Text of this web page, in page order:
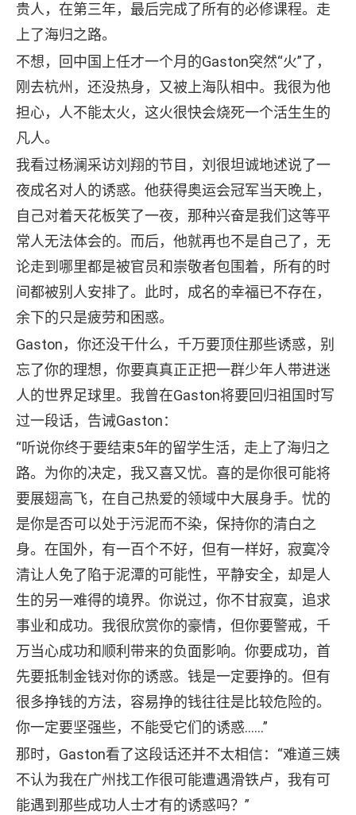
贵人，在第三年，最后完成了所有的必修课程。走
上了海归之路。
不想，回中国上任才一个月的Gaston突然“火”了，
刚去杭州，还没热身，又被上海队相中。我很为他
担心，人不能太火，这火很快会烧死一个活生生的
凡人。
我看过杨澜采访刘翔的节目，刘很坦诚地述说了一
夜成名对人的诱惑。他获得奥运会冠军当天晚上，
自己对着天花板笑了一夜，那种兴奋是我们这等平
常人无法体会的。而后，他就再也不是自己了，无
论走到哪里都是被官员和崇敬者包围着，所有的时
间都被别人安排了。此时，成名的幸福已不存在，
余下的只是疲劳和困惑。
Gaston，你还没干什么，千万要顶住那些诱惑，别
忘了你的理想，你要真真正正把一群少年人带进迷
人的世界足球里。我曾在Gaston将要回归祖国时写
过一段话，告诫Gaston：
“听说你终于要结束5年的留学生活，走上了海归之
路。为你的决定，我又喜又忧。喜的是你很可能将
要展翅高飞，在自己热爱的领域中大展身手。忧的
是你是否可以处于污泥而不染，保持你的清白之
身。在国外，有一百个不好，但有一样好，寂寞冷
清让人免了陷于泥潭的可能性，平静安全，却是人
生的另一难得的境界。你说过，你不甘寂寞，追求
事业和成功。我很欣赏你的豪情，但你要警戒，千
万当心成功和顺利带来的负面影响。你要成功，首
先要抵制金钱对你的诱惑。钱是一定要挣的。但有
很多挣钱的方法，容易挣的钱往往是比较危险的。
你一定要坚强些，不能受它们的诱惑……”
那时，Gaston看了这段话还并不太相信：“难道三姨
不认为我在广州找工作很可能遭遇滑铁卢，我有可
能遇到那些成功人士才有的诱惑吗？”